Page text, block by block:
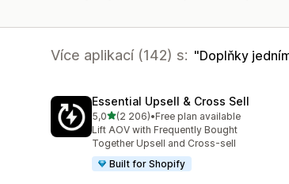
Více aplikací (142) s: Doplňky
Essential Upsell & Cross Sell
5,0z 5 hvězd
(2 206)
Celkový počet recenzí: 2206
•Free plan available
Lift AOV with Frequently Bought
Together Upsell and Cross-sell
Built for Shopify